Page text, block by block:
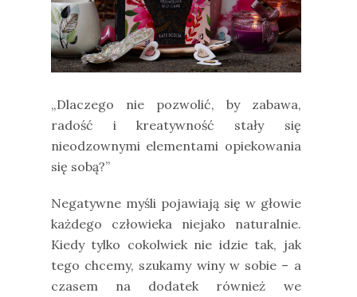
„Dlaczego nie pozwolić, by zabawa,
radość i kreatywność stały się
nieodzownymi elementami opiekowania
się sobą?”
Negatywne myśli pojawiają się w głowie
każdego człowieka niejako naturalnie.
Kiedy tylko cokolwiek nie idzie tak, jak
tego chcemy, szukamy winy w sobie – a
czasem na dodatek również we